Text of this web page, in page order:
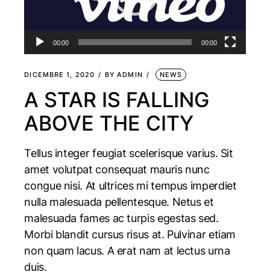
00:00 00:00
DICEMBRE 1, 2020 BY ADMIN NEWS
A STAR IS FALLING
ABOVE THE CITY
Tellus integer feugiat scelerisque varius. Sit
amet volutpat consequat mauris nunc
congue nisi. At ultrices mi tempus imperdiet
nulla malesuada pellentesque. Netus et
malesuada fames ac turpis egestas sed.
Morbi blandit cursus risus at. Pulvinar etiam
non quam lacus. A erat nam at lectus urna
duis.